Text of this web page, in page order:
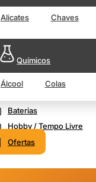
Alicates Chaves
Químicos
Álcool Colas
Baterias
Hobby / Tempo Livre
Ofertas